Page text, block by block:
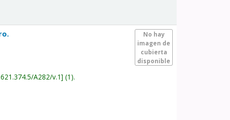
No hay
imagen de
cubierta
disponible
621.374.5/A282/v.1 (1).